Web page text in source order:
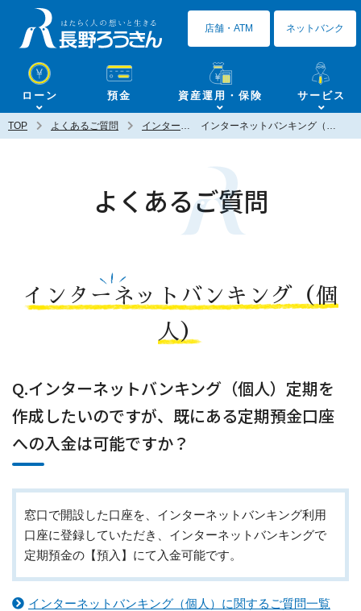
ローン 預金 資産運用・保険 サービス
店舗・ATM ネットバンク
TOP よくあるご質問 インターネットバンキング（個人） インターネットバンキング（個人）定期を作成したいのですが、既にある定期預金口座への入金は可能ですか？
よくあるご質問
インターネットバンキング（個
人）
Q.インターネットバンキング（個人）定期を
作成したいのですが、既にある定期預金口座
への入金は可能ですか？
窓口で開設した口座を、インターネットバンキング利用
口座に登録していただき、インターネットバンキングで
定期預金の【預入】にて入金可能です。
インターネットバンキング（個人）に関するご質問一覧